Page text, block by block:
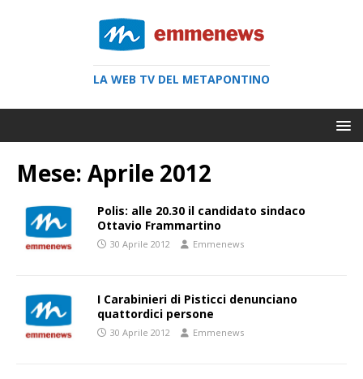
LA WEB TV DEL METAPONTINO
Mese: Aprile 2012
Polis: alle 20.30 il candidato sindaco
Ottavio Frammartino
30 Aprile 2012 Emmenews
I Carabinieri di Pisticci denunciano
quattordici persone
30 Aprile 2012 Emmenews